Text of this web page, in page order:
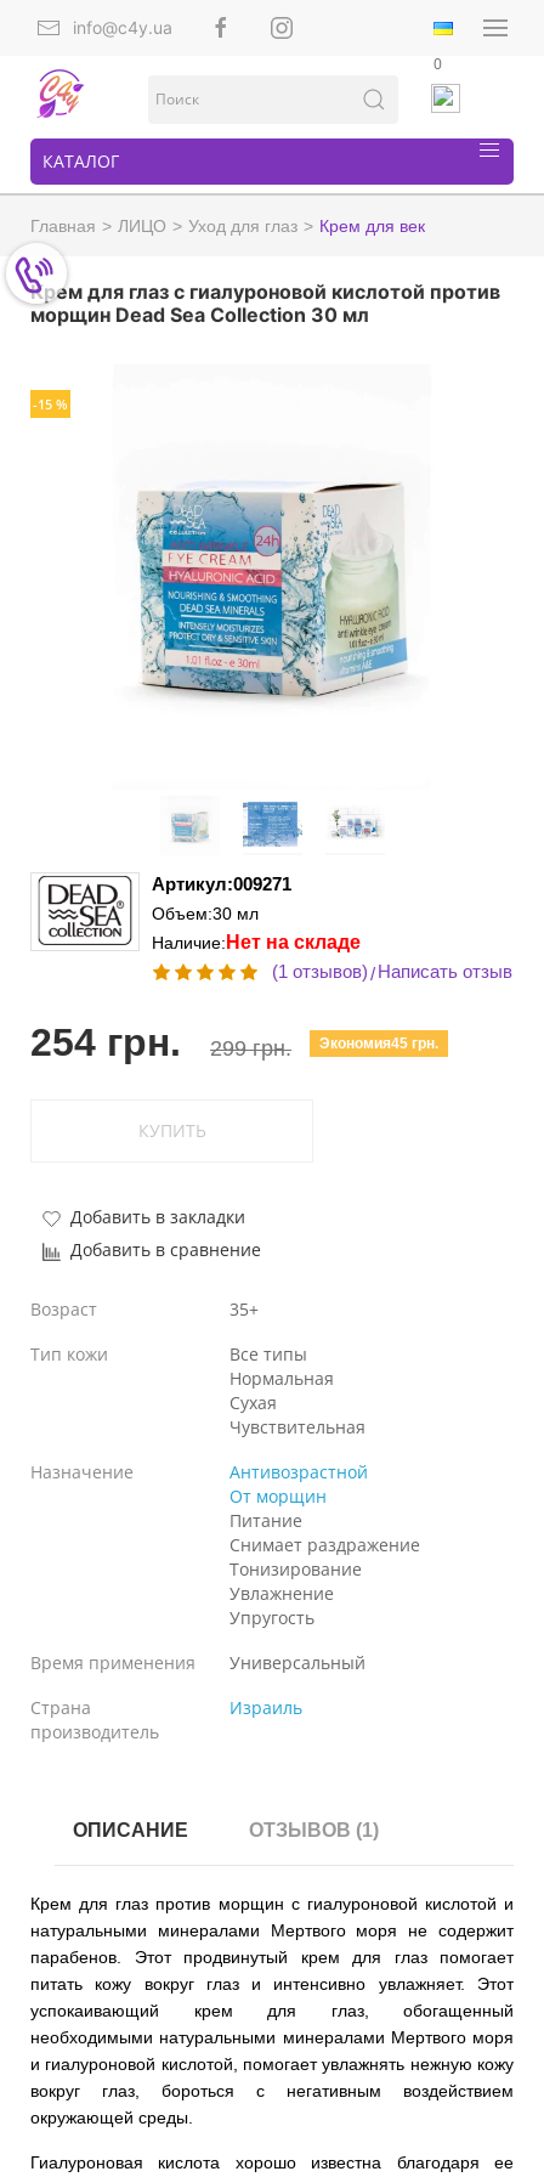
info@c4y.ua
0
КАТАЛОГ
Главная ЛИЦО Уход для глаз Крем для век
Крем для глаз с гиалуроновой кислотой против
морщин Dead Sea Collection 30 мл
-15 %
Артикул:009271
Объем:30 мл
Наличие: Нет на складе
(1 отзывов)/Написать отзыв
254 грн. 299 грн. Экономия45 грн.
КУПИТЬ
Добавить в закладки
Добавить в сравнение
Возраст
35+
Тип кожи
Все типы
Нормальная
Сухая
Чувствительная
Назначение
Антивозрастной
От морщин
Питание
Снимает раздражение
Тонизирование
Увлажнение
Упругость
Время применения
Универсальный
Страна
производитель
Израиль
ОПИСАНИЕ ОТЗЫВОВ (1)
Крем для глаз против морщин с гиалуроновой кислотой и
натуральными минералами Мертвого моря не содержит
парабенов. Этот продвинутый крем для глаз помогает
питать кожу вокруг глаз и интенсивно увлажняет. Этот
успокаивающий крем для глаз, обогащенный
необходимыми натуральными минералами Мертвого моря
и гиалуроновой кислотой, помогает увлажнять нежную кожу
вокруг глаз, бороться с негативным воздействием
окружающей среды.
Гиалуроновая кислота хорошо известна благодаря ее